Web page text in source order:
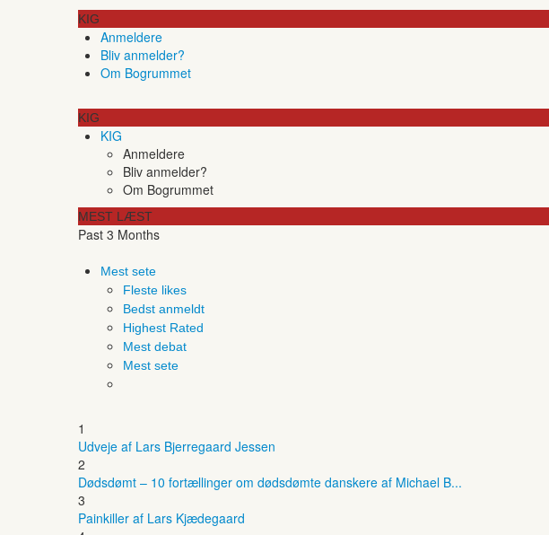
KIG
Anmeldere
Bliv anmelder?
Om Bogrummet
KIG
KIG
Anmeldere
Bliv anmelder?
Om Bogrummet
MEST LÆST
Past 3 Months
Mest sete
Fleste likes
Bedst anmeldt
Highest Rated
Mest debat
Mest sete
1
Udveje af Lars Bjerregaard Jessen
2
Dødsdømt – 10 fortællinger om dødsdømte danskere af Michael B...
3
Painkiller af Lars Kjædegaard